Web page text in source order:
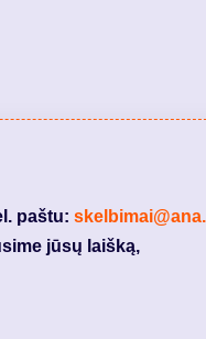
paštu:
jūsų laišką,